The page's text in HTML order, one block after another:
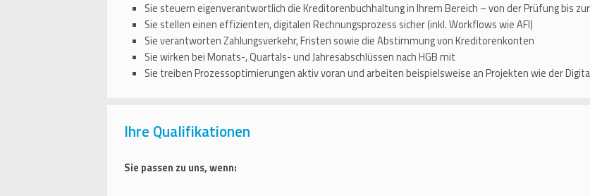
Sie steuern eigenverantwortlich die Kreditorenbuchhaltung in Ihrem Bereich – von der Prüfung bis zur
Sie stellen einen effizienten, digitalen Rechnungsprozess sicher (inkl. Workflows wie AFI)
Sie verantworten Zahlungsverkehr, Fristen sowie die Abstimmung von Kreditorenkonten
Sie wirken bei Monats-, Quartals- und Jahresabschlüssen nach HGB mit
Sie treiben Prozessoptimierungen aktiv voran und arbeiten beispielsweise an Projekten wie der
Ihre Qualifikationen
Sie passen zu uns, wenn: